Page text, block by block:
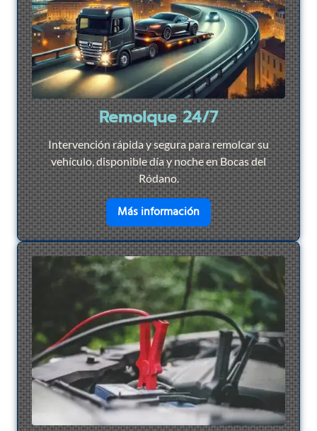
Remolque 24/7
Intervención rápida y segura para remolcar su
vehículo, disponible día y noche en Bocas del
Ródano.
Más informaciónen savoir plus sur